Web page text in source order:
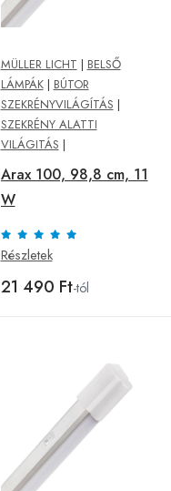
MÜLLER LICHT | BELSŐ
LÁMPÁK| BÚTOR
SZEKRÉNYVILÁGÍTÁS |
SZEKRÉNY ALATTI
VILÁGITÁS |
Arax 100, 98,8 cm, 11
W
Részletek
21 490 Ft-tól